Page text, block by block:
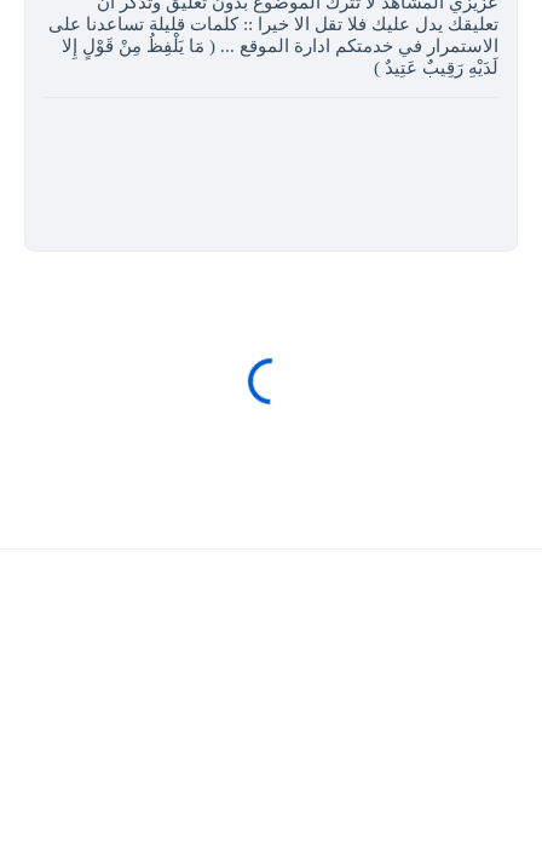
تعليقك يدل عليك فلا تقل الا خيرا :: كلمات قليلة تساعدنا على
الاستمرار في خدمتكم ادارة الموقع ... ( مَا يَلْفِظُ مِنْ قَوْلٍ إِلا
لَدَيْهِ رَقِيبٌ عَتِيدٌ )